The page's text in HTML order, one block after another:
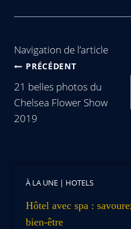
Navigation de l’article
PRÉCÉDENT
21 belles photos du
Chelsea Flower Show
2019
À LA UNE | HOTELS
Hôtel avec spa :
bien-être